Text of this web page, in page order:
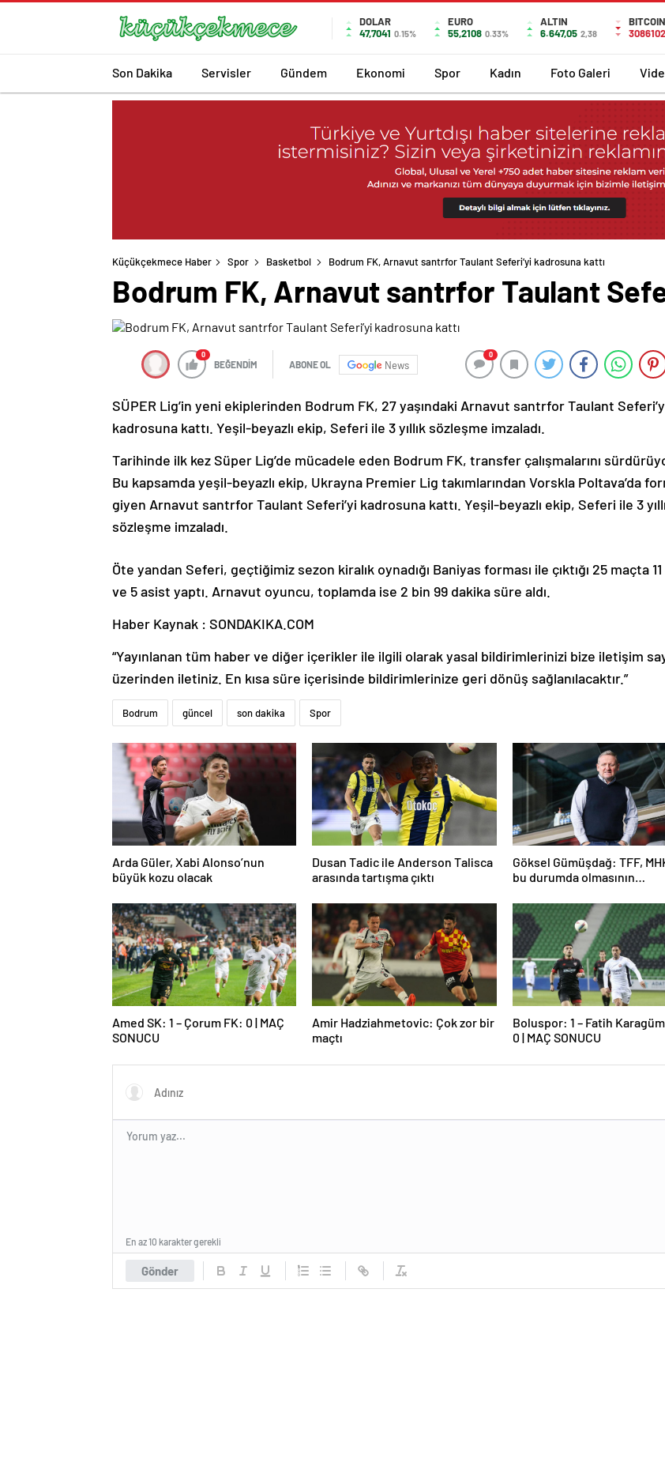
DOLAR
47,7041 0.15%
EURO
55,2108 0.33%
ALTIN
6.647,05 2,38
BITCOIN
3086102
Son Dakika Servisler Gündem Ekonomi Spor Kadın Foto Galeri
Küçükçekmece Haber Spor Basketbol Bodrum FK, Arnavut santrfor Taulant Seferi’yi kadrosuna kattı
Bodrum FK, Arnavut santrfor Taulant
0
BEĞENDİM ABONE OL News
0
SÜPER Lig’in yeni ekiplerinden Bodrum FK, 27 yaşındaki Arnavut santrfor Taulant
kadrosuna kattı. Yeşil-beyazlı ekip, Seferi ile 3 yıllık sözleşme imzaladı.
Tarihinde ilk kez Süper Lig’de mücadele eden Bodrum FK, transfer çalışmalarını
Bu kapsamda yeşil-beyazlı ekip, Ukrayna Premier Lig takımlarından Vorskla Poltava’da
giyen Arnavut santrfor Taulant Seferi’yi kadrosuna kattı. Yeşil-beyazlı ekip, Seferi ile 3
sözleşme imzaladı.
Öte yandan Seferi, geçtiğimiz sezon kiralık oynadığı Baniyas forması ile çıktığı 25 maçta
ve 5 asist yaptı. Arnavut oyuncu, toplamda ise 2 bin 99 dakika süre aldı.
Haber Kaynak : SONDAKIKA.COM
“Yayınlanan tüm haber ve diğer içerikler ile ilgili olarak yasal bildirimlerinizi bize iletişim
üzerinden iletiniz. En kısa süre içerisinde bildirimlerinize geri dönüş sağlanılacaktır.”
Bodrum güncel son dakika Spor
Arda Güler, Xabi Alonso’nun
büyük kozu olacak
Dusan Tadic ile Anderson Talisca
arasında tartışma çıktı
Göksel Gümüşdağ: TFF,
bu durumda olmasının
Amed SK: 1 – Çorum FK: 0 | MAÇ
SONUCU
Amir Hadziahmetovic: Çok zor bir
maçtı
Boluspor: 1 – Fatih
0 | MAÇ SONUCU
Gönder
En az 10 karakter gerekli